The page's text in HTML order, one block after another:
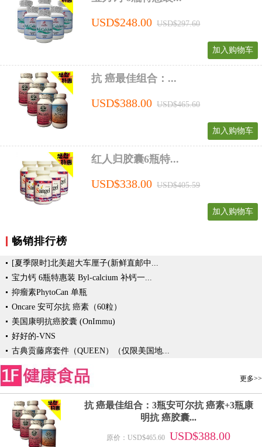
USD$248.00 USD$297.60
加入购物车
抗 癌最佳组合：...
USD$388.00 USD$465.60
加入购物车
红人归胶囊6瓶特...
USD$338.00 USD$405.59
加入购物车
畅销排行榜
[夏季限时]北美超大车厘子(新鲜直邮中...
宝力钙 6瓶特惠装 Byl-calcium 补钙一...
抑瘤素PhytoCan 单瓶
Oncare 安可尔抗 癌素（60粒）
美国康明抗癌胶囊 (OnImmu)
好好的-VNS
古典贡藤席套件（QUEEN）（仅限美国地...
更多>>
抗 癌最佳组合：3瓶安可尔抗 癌素+3瓶康
明抗 癌胶囊...
原价：USD$465.60 USD$388.00